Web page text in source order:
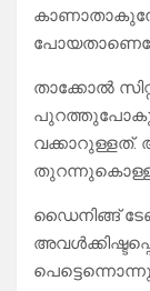
താക്കോൽ
ഡൈനിങ്ങ്